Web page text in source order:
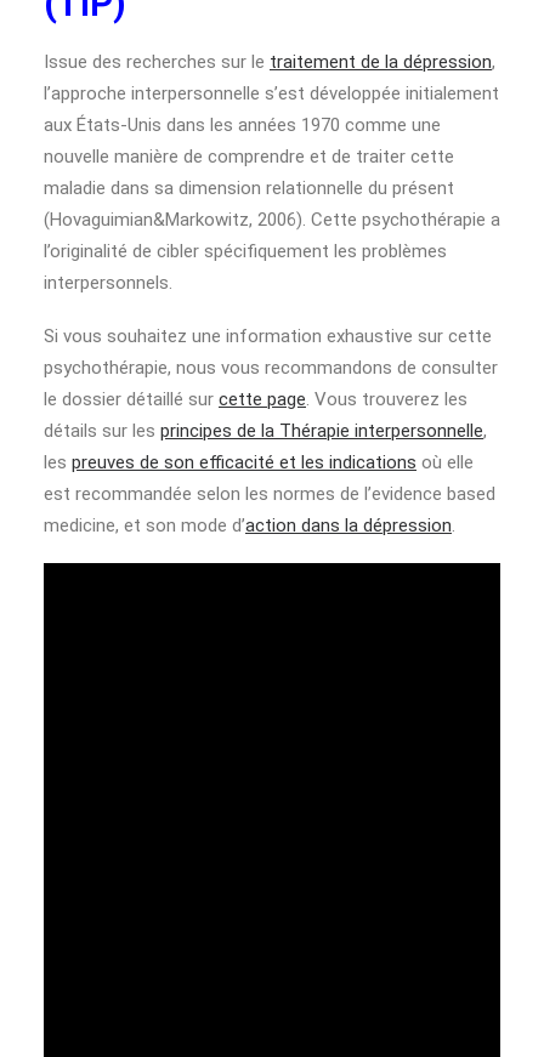
Issue des recherches sur le traitement de la dépression,
l’approche interpersonnelle s’est développée initialement
aux États-Unis dans les années 1970 comme une
nouvelle manière de comprendre et de traiter cette
maladie dans sa dimension relationnelle du présent
(Hovaguimian&Markowitz, 2006). Cette psychothérapie a
l’originalité de cibler spécifiquement les problèmes
interpersonnels.
Si vous souhaitez une information exhaustive sur cette
psychothérapie, nous vous recommandons de consulter
le dossier détaillé sur cette page. Vous trouverez les
détails sur les principes de la Thérapie interpersonnelle,
les preuves de son efficacité et les indications où elle
est recommandée selon les normes de l’evidence based
medicine, et son mode d’action dans la dépression.